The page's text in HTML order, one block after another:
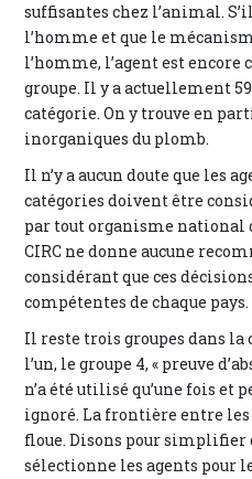
suffisantes chez l’animal.
l’homme et que le
l’homme, l’agent est encore
groupe. Il y a actuellement
catégorie. On y trouve en
inorganiques du plomb.
Il n’y a aucun doute que les
catégories doivent être
par tout organisme national
CIRC ne donne aucune
considérant que ces
compétentes de chaque pays.
Il reste trois groupes dans la
l’un, le groupe 4, « preuve
n’a été utilisé qu’une fois et
ignoré. La frontière entre les
floue. Disons pour simplifier
sélectionne les agents pour